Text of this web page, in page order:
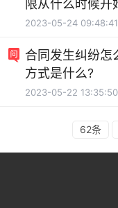
限从什么时候开
2023-05-24 09:48:41
合同发生纠纷怎
方式是什么?
2023-05-22 13:35:50
62条